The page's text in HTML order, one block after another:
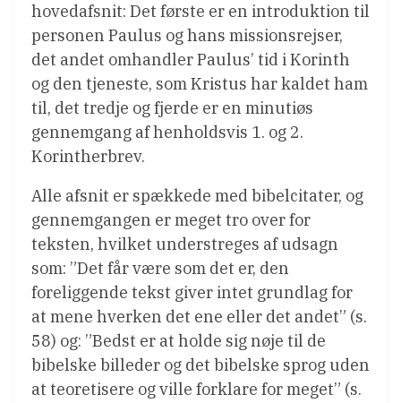
hovedafsnit: Det første er en introduktion til
personen Paulus og hans missionsrejser,
det andet omhandler Paulus’ tid i Korinth
og den tjeneste, som Kristus har kaldet ham
til, det tredje og fjerde er en minutiøs
gennemgang af henholdsvis 1. og 2.
Korintherbrev.
Alle afsnit er spækkede med bibelcitater, og
gennemgangen er meget tro over for
teksten, hvilket understreges af udsagn
som: ”Det får være som det er, den
foreliggende tekst giver intet grundlag for
at mene hverken det ene eller det andet” (s.
58) og: ”Bedst er at holde sig nøje til de
bibelske billeder og det bibelske sprog uden
at teoretisere og ville forklare for meget” (s.